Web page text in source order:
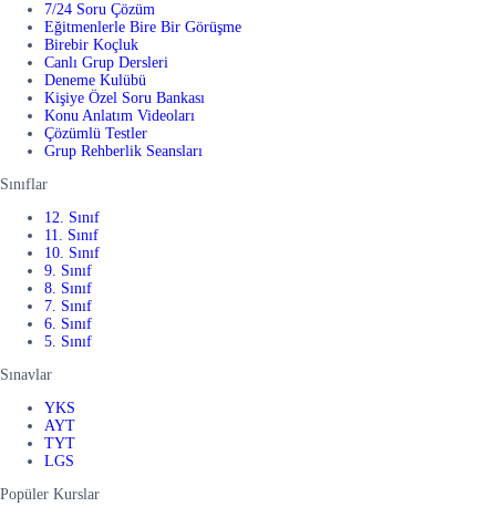
7/24 Soru Çözüm
Eğitmenlerle Bire Bir Görüşme
Birebir Koçluk
Canlı Grup Dersleri
Deneme Kulübü
Kişiye Özel Soru Bankası
Konu Anlatım Videoları
Çözümlü Testler
Grup Rehberlik Seansları
Sınıflar
12. Sınıf
11. Sınıf
10. Sınıf
9. Sınıf
8. Sınıf
7. Sınıf
6. Sınıf
5. Sınıf
Sınavlar
YKS
AYT
TYT
LGS
Popüler Kurslar